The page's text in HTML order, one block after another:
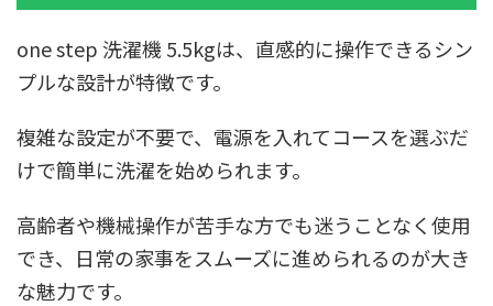
one step 洗濯機 5.5kgは、直感的に操作できるシン
プルな設計が特徴です。
複雑な設定が不要で、電源を入れてコースを選ぶだ
けで簡単に洗濯を始められます。
高齢者や機械操作が苦手な方でも迷うことなく使用
でき、日常の家事をスムーズに進められるのが大き
な魅力です。